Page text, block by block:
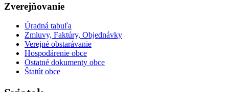
Zverejňovanie
Úradná tabuľa
Zmluvy, Faktúry, Objednávky
Verejné obstarávanie
Hospodárenie obce
Ostatné dokumenty obce
Štatút obce